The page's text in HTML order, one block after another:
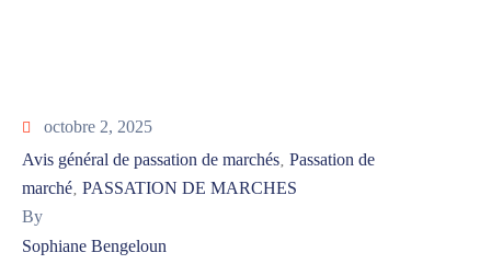
octobre 2, 2025
Avis général de passation de marchés‚ Passation de
marché‚ PASSATION DE MARCHES
By
Sophiane Bengeloun